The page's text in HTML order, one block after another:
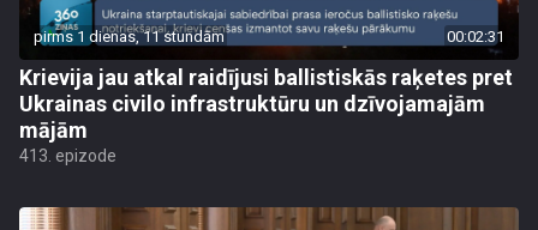
pirms 1 dienas, 11 stundām 00:02:31
Krievija jau atkal raidījusi ballistiskās raķetes pret
Ukrainas civilo infrastruktūru un dzīvojamajām
mājām
413. epizode